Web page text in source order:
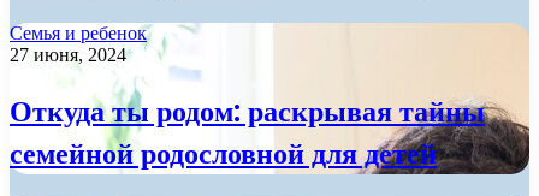
Семья и ребенок
27 июня, 2024
Откуда ты родом: раскрывая тайны
семейной родословной для детей